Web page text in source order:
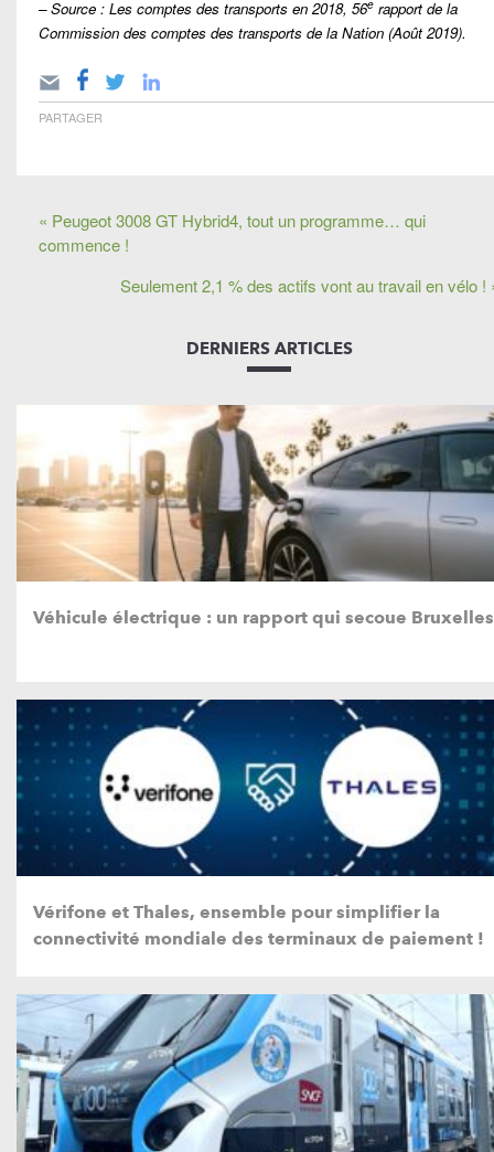
– Source : Les comptes des transports en 2018, 56e rapport de la
Commission des comptes des transports de la Nation (Août 2019).
PARTAGER
« Peugeot 3008 GT Hybrid4, tout un programme… qui
commence !
Seulement 2,1 % des actifs vont au travail en vélo !
DERNIERS ARTICLES
Véhicule électrique : un rapport qui secoue
Vérifone et Thales, ensemble pour simplifier la
connectivité mondiale des terminaux de paiement !